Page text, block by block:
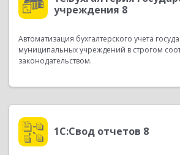
учреждения 8
Автоматизация бухгалтерского учета
муниципальных учреждений в строгом
законодательством.
1С:Свод отчетов 8